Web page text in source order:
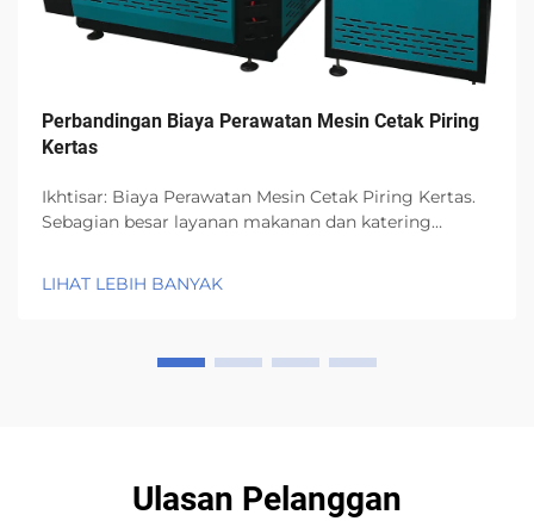
Perbandingan Biaya Perawatan Mesin Cetak Piring
Kertas
Ikhtisar: Biaya Perawatan Mesin Cetak Piring Kertas.
Sebagian besar layanan makanan dan katering
Namun, semua mesin mengalami keausan setelah
LIHAT LEBIH BANYAK
Ulasan Pelanggan